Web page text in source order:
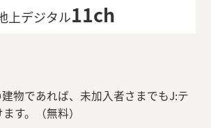
上デジタル11ch
物であれば、未加入者さまでもJ:テ
す。（無料）